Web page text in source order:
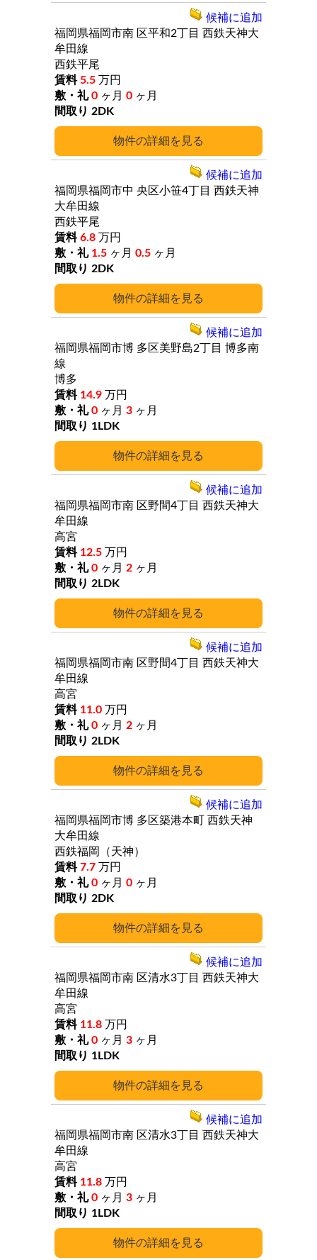
詳細
福岡県福岡市南 区平和2丁目 西鉄天神大
牟田線
西鉄平尾
5.5 万円
0 ヶ月 0 ヶ月
2DK
候補に追加
詳細
福岡県福岡市中 央区小笹4丁目 西鉄天神
大牟田線
西鉄平尾
6.8 万円
1.5 ヶ月 0.5 ヶ月
2DK
候補に追加
詳細
福岡県福岡市博 多区美野島2丁目 博多南
線
博多
14.9 万円
0 ヶ月 3 ヶ月
1LDK
候補に追加
詳細
福岡県福岡市南 区野間4丁目 西鉄天神大
牟田線
高宮
12.5 万円
0 ヶ月 2 ヶ月
2LDK
候補に追加
詳細
福岡県福岡市南 区野間4丁目 西鉄天神大
牟田線
高宮
11.0 万円
0 ヶ月 2 ヶ月
2LDK
候補に追加
詳細
福岡県福岡市博 多区築港本町 西鉄天神
大牟田線
西鉄福岡（天神）
7.7 万円
0 ヶ月 0 ヶ月
2DK
候補に追加
詳細
福岡県福岡市南 区清水3丁目 西鉄天神大
牟田線
高宮
11.8 万円
0 ヶ月 3 ヶ月
1LDK
候補に追加
詳細
福岡県福岡市南 区清水3丁目 西鉄天神大
牟田線
高宮
11.8 万円
0 ヶ月 3 ヶ月
1LDK
候補に追加